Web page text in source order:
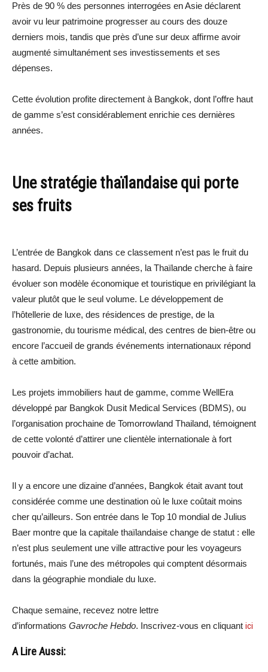
Près de 90 % des personnes interrogées en Asie déclarent
avoir vu leur patrimoine progresser au cours des douze
derniers mois, tandis que près d’une sur deux affirme avoir
augmenté simultanément ses investissements et ses
dépenses.
Cette évolution profite directement à Bangkok, dont l’offre haut
de gamme s’est considérablement enrichie ces dernières
années.
Une stratégie thaïlandaise qui porte
ses fruits
L’entrée de Bangkok dans ce classement n’est pas le fruit du
hasard. Depuis plusieurs années, la Thaïlande cherche à faire
évoluer son modèle économique et touristique en privilégiant la
valeur plutôt que le seul volume. Le développement de
l’hôtellerie de luxe, des résidences de prestige, de la
gastronomie, du tourisme médical, des centres de bien-être ou
encore l’accueil de grands événements internationaux répond
à cette ambition.
Les projets immobiliers haut de gamme, comme WellEra
développé par Bangkok Dusit Medical Services (BDMS), ou
l’organisation prochaine de Tomorrowland Thailand, témoignent
de cette volonté d’attirer une clientèle internationale à fort
pouvoir d’achat.
Il y a encore une dizaine d’années, Bangkok était avant tout
considérée comme une destination où le luxe coûtait moins
cher qu’ailleurs. Son entrée dans le Top 10 mondial de Julius
Baer montre que la capitale thaïlandaise change de statut : elle
n’est plus seulement une ville attractive pour les voyageurs
fortunés, mais l’une des métropoles qui comptent désormais
dans la géographie mondiale du luxe.
Chaque semaine, recevez notre lettre
d’informations Gavroche Hebdo. Inscrivez-vous en cliquant ici
A Lire Aussi: